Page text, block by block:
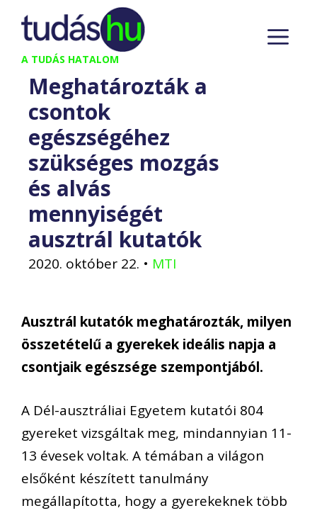
Kilépés
tartalomba
A TUDÁS HATALOM
Meghatározták a
csontok
egészségéhez
szükséges mozgás
és alvás
mennyiségét
ausztrál kutatók
2020. október 22. • MTI
Ausztrál kutatók meghatározták, milyen
összetételű a gyerekek ideális napja a
csontjaik egészsége szempontjából.
A Dél-ausztráliai Egyetem kutatói 804
gyereket vizsgáltak meg, mindannyian 11-
13 évesek voltak. A témában a világon
elsőként készített tanulmány
megállapította, hogy a gyerekeknek több